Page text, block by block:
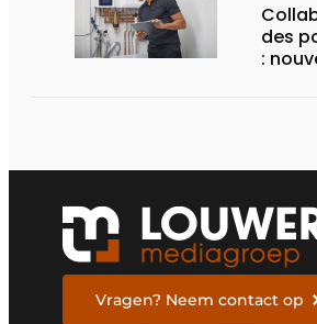
des
:
Vragen? Neem contact op